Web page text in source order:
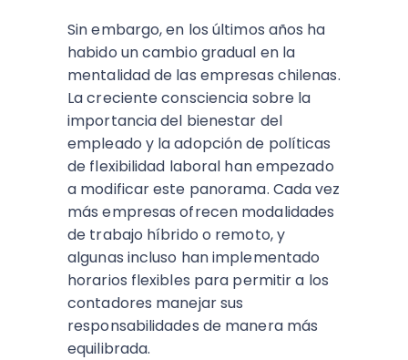
Sin embargo, en los últimos años ha
habido un cambio gradual en la
mentalidad de las empresas chilenas.
La creciente consciencia sobre la
importancia del bienestar del
empleado y la adopción de políticas
de flexibilidad laboral han empezado
a modificar este panorama. Cada vez
más empresas ofrecen modalidades
de trabajo híbrido o remoto, y
algunas incluso han implementado
horarios flexibles para permitir a los
contadores manejar sus
responsabilidades de manera más
equilibrada.